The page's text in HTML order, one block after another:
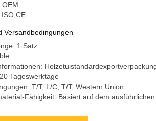
Versandbedingungen
1 Satz
Tageswerktage
T/T, L/C, T/T, Western Union
Fähigkeit: Basiert auf dem